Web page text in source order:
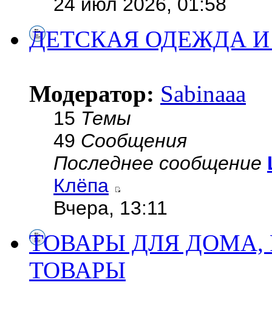
24 июл 2026, 01:58
ДЕТСКАЯ ОДЕЖДА И
Модератор: Sabinaaa
15 Темы
49 Сообщения
Последнее сообщение
Клёпа
Вчера, 13:11
ТОВАРЫ ДЛЯ ДОМА,
ТОВАРЫ